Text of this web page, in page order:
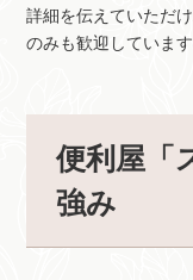
詳細を伝えていただ
のみも歓迎していま
便利屋「
強み